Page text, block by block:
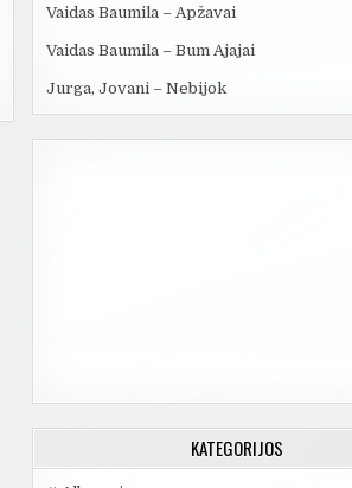
Vaidas Baumila – Apžavai
Vaidas Baumila – Bum Ajajai
Jurga, Jovani – Nebijok
KATEGORIJOS